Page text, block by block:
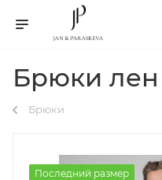
Брюки лен
Брюки
Последний размер